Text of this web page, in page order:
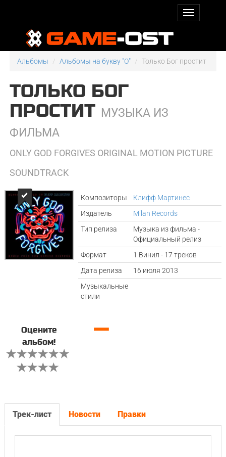
Альбомы Альбомы на букву "O" Только Бог простит
ТОЛЬКО БОГ
ПРОСТИТ МУЗЫКА ИЗ
ФИЛЬМА
ONLY GOD FORGIVES ORIGINAL MOTION PICTURE
SOUNDTRACK
Композиторы
Клифф Мартинес
Издатель
Milan Records
Тип релиза
Музыка из фильма -
Официальный релиз
Формат
1 Винил - 17 треков
Дата релиза
16 июля 2013
Музыкальные
стили
Оцените
альбом!
—
Трек-лист Новости Правки